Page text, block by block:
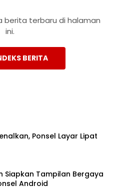
berita terbaru di halaman
ini.
BERITA
Ponsel Layar Lipat
Siapkan Tampilan Bergaya
Android